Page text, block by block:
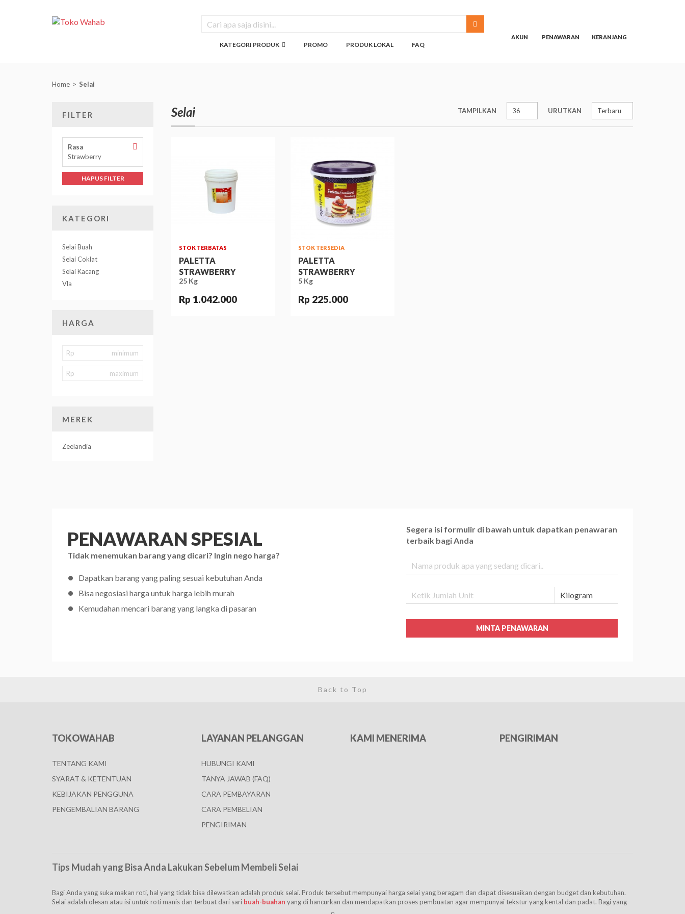
AKUN PENAWARAN KERANJANG
KATEGORI PRODUK PROMO PRODUK LOKAL FAQ
Home Selai
FILTER
Rasa
Strawberry
HAPUS FILTER
KATEGORI
Selai Buah
Selai Coklat
Selai Kacang
Vla
HARGA
Rp
Rp
MEREK
Zeelandia
Selai TAMPILKAN URUTKAN
STOK TERBATAS
PALETTA
STRAWBERRY
25 Kg
Rp 1.042.000
STOK TERSEDIA
PALETTA
STRAWBERRY
5 Kg
Rp 225.000
PENAWARAN SPESIAL
Tidak menemukan barang yang dicari? Ingin nego harga?
Dapatkan barang yang paling sesuai kebutuhan Anda
Bisa negosiasi harga untuk harga lebih murah
Kemudahan mencari barang yang langka di pasaran
Segera isi formulir di bawah untuk dapatkan penawaran
terbaik bagi Anda
MINTA PENAWARAN
Back to Top
TOKOWAHAB
TENTANG KAMI
SYARAT & KETENTUAN
KEBIJAKAN PENGGUNA
PENGEMBALIAN BARANG
LAYANAN PELANGGAN
HUBUNGI KAMI
TANYA JAWAB (FAQ)
CARA PEMBAYARAN
CARA PEMBELIAN
PENGIRIMAN
KAMI MENERIMA PENGIRIMAN
Tips Mudah yang Bisa Anda Lakukan Sebelum Membeli Selai
Bagi Anda yang suka makan roti, hal yang tidak bisa dilewatkan adalah produk selai. Produk tersebut mempunyai harga selai yang beragam dan dapat disesuaikan dengan budget dan kebutuhan.
Selai adalah olesan atau isi untuk roti manis dan terbuat dari sari buah-buahan yang di hancurkan dan mendapatkan proses pembuatan agar mempunyai tekstur yang kental dan padat. Bagi yang